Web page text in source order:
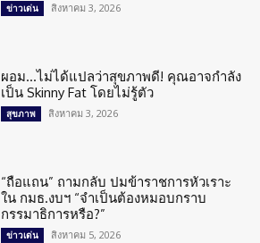
ข่าวเด่น สิงหาคม 3, 2026
ผอม…ไม่ได้แปลว่าสุขภาพดี! คุณอาจกำลัง
เป็น Skinny Fat โดยไม่รู้ตัว
สุขภาพ สิงหาคม 3, 2026
“ถือแถน” ถามกลับ ปมข้าราชการหัวเราะ
ใน กมธ.งบฯ “จำเป็นต้องหมอบกราบ
กรรมาธิการหรือ?”
ข่าวเด่น สิงหาคม 5, 2026